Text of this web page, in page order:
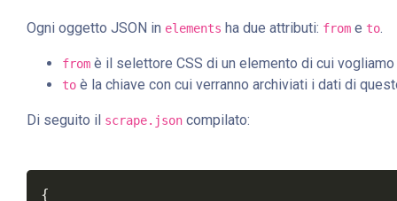
Ogni oggetto JSON in elements ha due attributi: from e to.
from è il selettore CSS di un elemento di cui vogliamo
to è la chiave con cui verranno archiviati i dati di
Di seguito il scrape.json compilato:
{